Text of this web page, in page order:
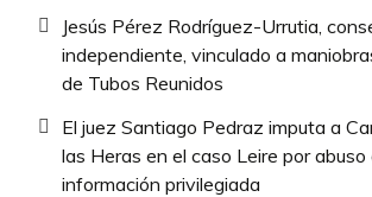
Jesús Pérez Rodríguez-Urrutia,
independiente, vinculado a
de Tubos Reunidos
El juez Santiago Pedraz imputa a
las Heras en el caso Leire por abuso
información privilegiada